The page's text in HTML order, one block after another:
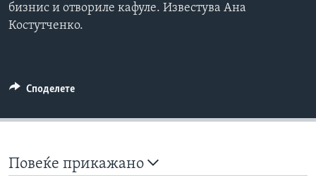
бизнис и отвориле кафуле. Известува Ана
Костутченко.
Споделете
Повеќе прикажано